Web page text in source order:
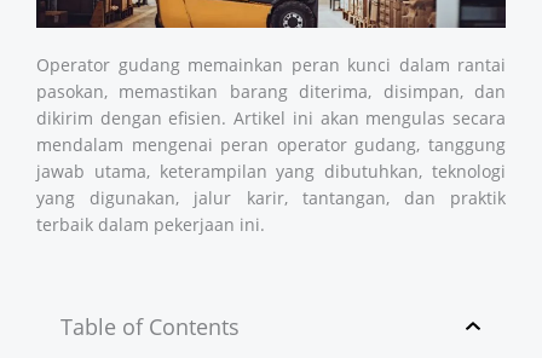
Operator gudang memainkan peran kunci dalam rantai
pasokan, memastikan barang diterima, disimpan, dan
dikirim dengan efisien. Artikel ini akan mengulas secara
mendalam mengenai peran operator gudang, tanggung
jawab utama, keterampilan yang dibutuhkan, teknologi
yang digunakan, jalur karir, tantangan, dan praktik
terbaik dalam pekerjaan ini.
Table of Contents